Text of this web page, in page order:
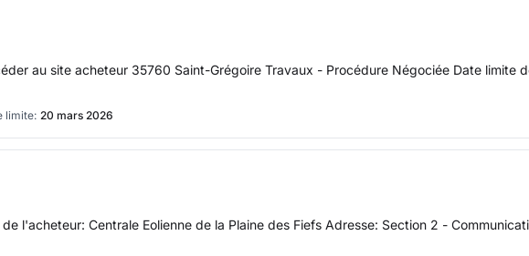
au site acheteur 35760 Saint-Grégoire Travaux - Procédure Négociée Date
limite: 20 mars 2026
l'acheteur: Centrale Eolienne de la Plaine des Fiefs Adresse: Section 2 -